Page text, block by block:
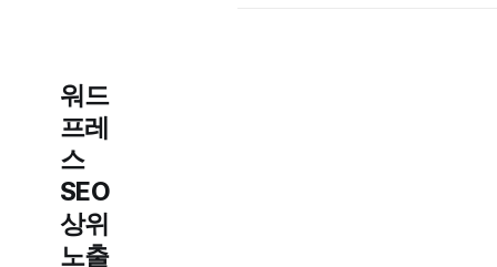
워드
프레
스
SEO
상위
노출